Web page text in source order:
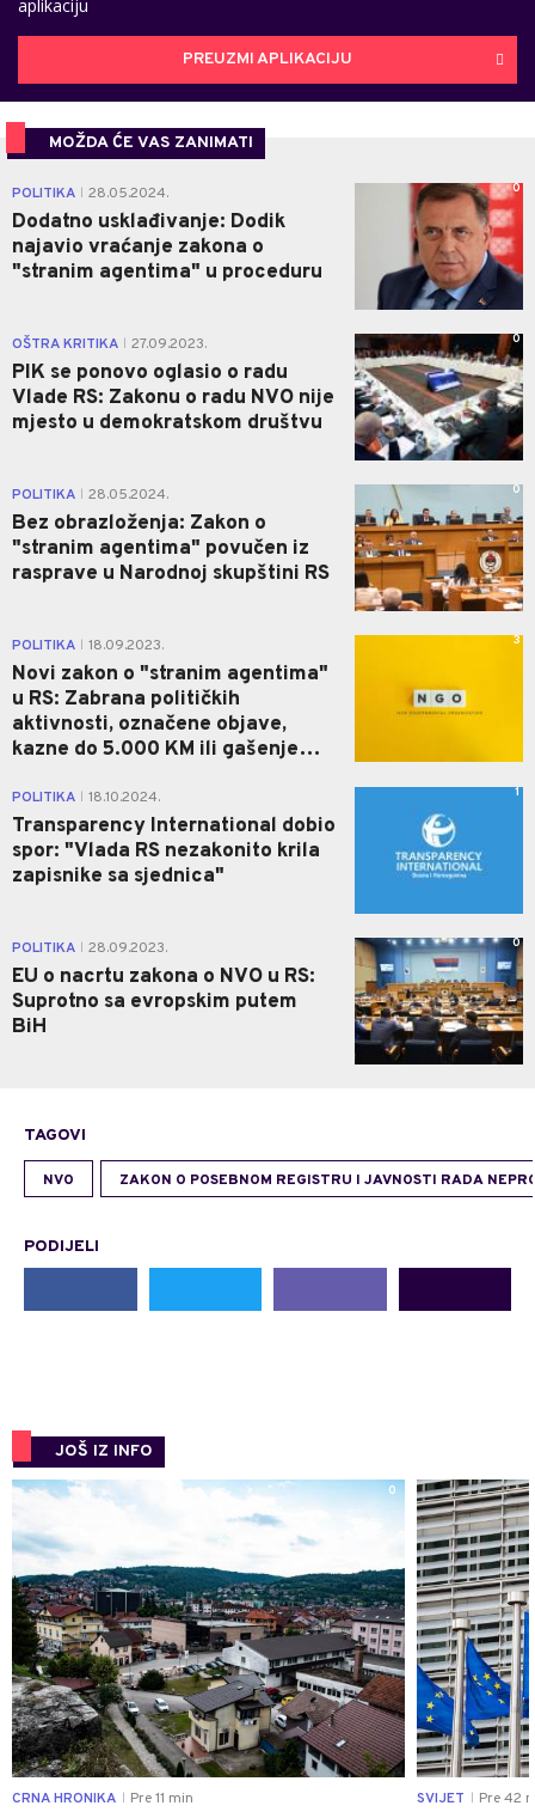
aplikaciju
PREUZMI APLIKACIJU
MOŽDA ĆE VAS ZANIMATI
POLITIKA 28.05.2024.
Dodatno usklađivanje: Dodik
najavio vraćanje zakona o
"stranim agentima" u proceduru
0
OŠTRA KRITIKA 27.09.2023.
PIK se ponovo oglasio o radu
Vlade RS: Zakonu o radu NVO nije
mjesto u demokratskom društvu
0
POLITIKA 28.05.2024.
Bez obrazloženja: Zakon o
"stranim agentima" povučen iz
rasprave u Narodnoj skupštini RS
0
POLITIKA 18.09.2023.
Novi zakon o "stranim agentima"
u RS: Zabrana političkih
aktivnosti, označene objave,
kazne do 5.000 KM ili gašenje…
3
POLITIKA 18.10.2024.
Transparency International dobio
spor: "Vlada RS nezakonito krila
zapisnike sa sjednica"
1
POLITIKA 28.09.2023.
EU o nacrtu zakona o NVO u RS:
Suprotno sa evropskim putem
BiH
0
TAGOVI
NVO ZAKON O POSEBNOM REGISTRU I JAVNOSTI RADA
PODIJELI
JOŠ IZ INFO
0
CRNA HRONIKA Pre 11 min SVIJET Pre 42